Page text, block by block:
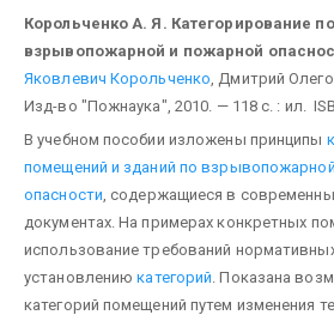
Корольченко А. Я. Категорирование
взрывопожарной и пожарной
Яковлевич Корольченко , Дмитрий
Изд-во "Пожнаука", 2010. — 118 с. : ил.
В учебном пособии изложены принципы
помещений и зданий по
опасности , содержащиеся в
документах. На примерах конкретных
использование требований
установлениюкатегорий . Показана
категорий помещений путем изменения